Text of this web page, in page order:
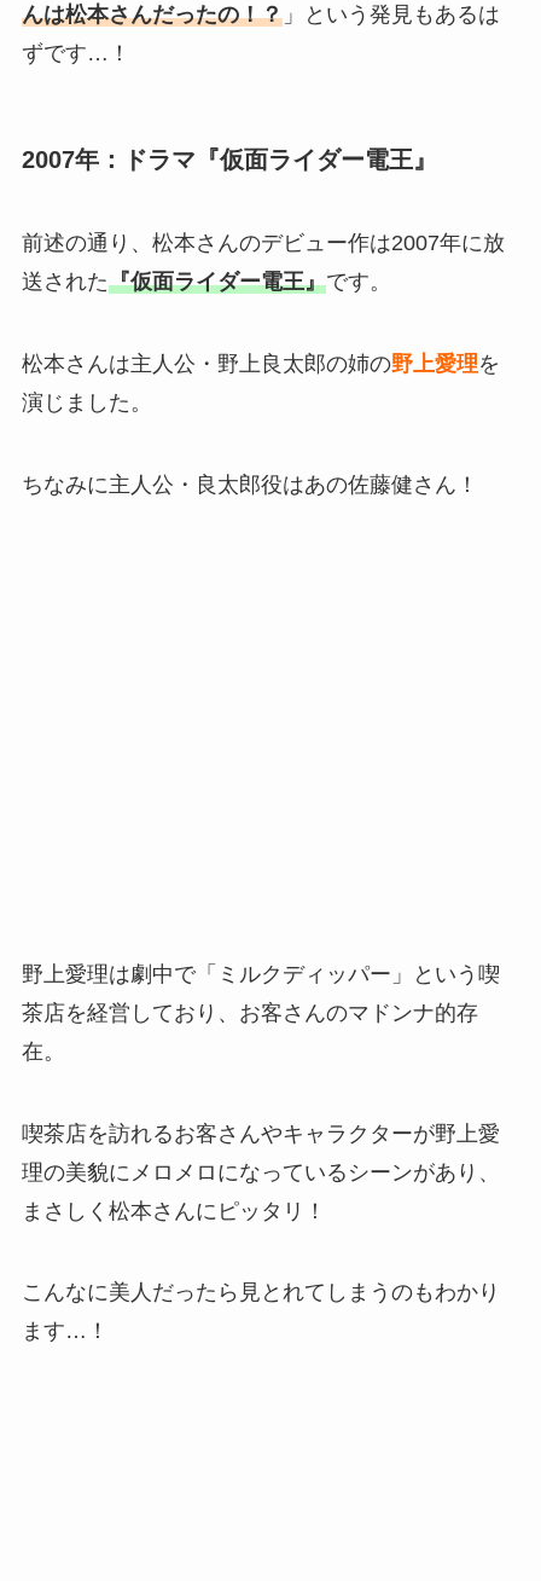
んは松本さんだったの！？」という発見もあるは
ずです…！
2007年：ドラマ『仮面ライダー電王』
前述の通り、松本さんのデビュー作は2007年に放
送された『仮面ライダー電王』です。
松本さんは主人公・野上良太郎の姉の野上愛理を
演じました。
ちなみに主人公・良太郎役はあの佐藤健さん！
野上愛理は劇中で「ミルクディッパー」という喫
茶店を経営しており、お客さんのマドンナ的存
在。
喫茶店を訪れるお客さんやキャラクターが野上愛
理の美貌にメロメロになっているシーンがあり、
まさしく松本さんにピッタリ！
こんなに美人だったら見とれてしまうのもわかり
ます…！